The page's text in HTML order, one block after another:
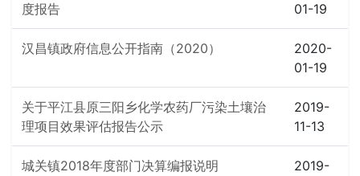
度报告
01-19
汉昌镇政府信息公开指南（2020）
2020-
01-19
关于平江县原三阳乡化学农药厂污染土壤治
理项目效果评估报告公示
2019-
11-13
城关镇2018年度部门决算编报说明
2019-